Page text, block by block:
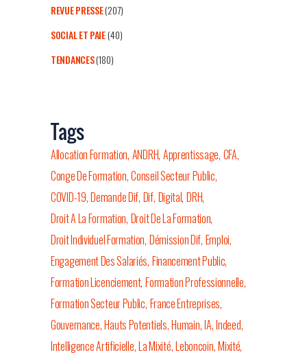
REVUE PRESSE(207)
SOCIAL ET PAIE(40)
TENDANCES(180)
Tags
Allocation Formation ANDRH Apprentissage CFA
Conge De Formation Conseil Secteur Public
COVID-19 Demande Dif Dif Digital DRH
Droit A La Formation Droit De La Formation
Droit Individuel Formation Démission Dif Emploi
Engagement Des Salariés Financement Public
Formation Licenciement Formation Professionnelle
Formation Secteur Public France Entreprises
Gouvernance Hauts Potentiels Humain IA Indeed
Intelligence Artificielle La Mixité Leboncoin Mixité